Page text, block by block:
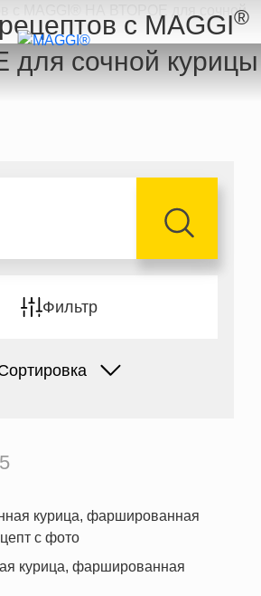
с MAGGI®
сочной курицы
Фильтр
курица, фаршированная